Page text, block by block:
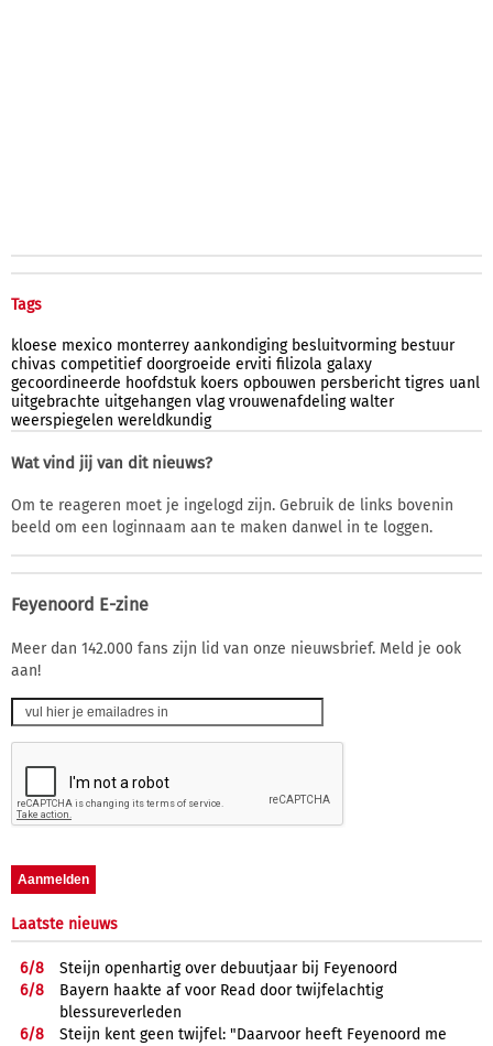
Tags
kloese mexico monterrey aankondiging besluitvorming bestuur
chivas competitief doorgroeide erviti filizola galaxy
gecoordineerde hoofdstuk koers opbouwen persbericht tigres uanl
uitgebrachte uitgehangen vlag vrouwenafdeling walter
weerspiegelen wereldkundig
Wat vind jij van dit nieuws?
Om te reageren moet je ingelogd zijn. Gebruik de links bovenin
beeld om een loginnaam aan te maken danwel in te loggen.
Feyenoord E-zine
Meer dan 142.000 fans zijn lid van onze nieuwsbrief. Meld je ook
aan!
Laatste nieuws
6/8
Steijn openhartig over debuutjaar bij Feyenoord
6/8
Bayern haakte af voor Read door twijfelachtig
blessureverleden
6/8
Steijn kent geen twijfel: "Daarvoor heeft Feyenoord me